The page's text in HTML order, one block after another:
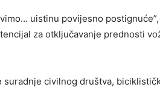
uistinu povijesno
za otključavanje prednosti
suradnje civilnog društva,